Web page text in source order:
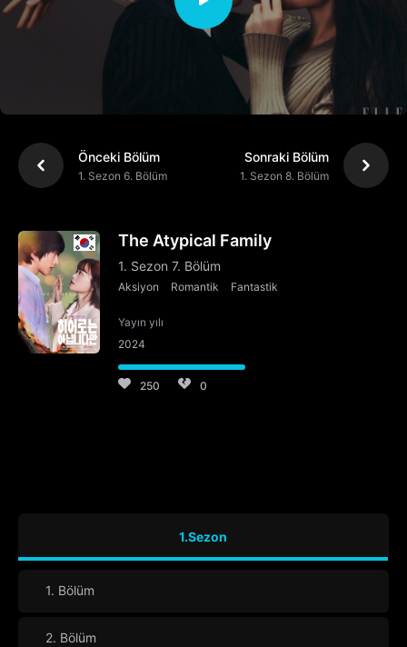
Önceki Bölüm
1. Sezon 6. Bölüm
Sonraki Bölüm
1. Sezon 8. Bölüm
The Atypical Family
1. Sezon 7. Bölüm
Aksiyon Romantik Fantastik
Yayın yılı
2024
250 0
1.Sezon
1. Bölüm
2. Bölüm